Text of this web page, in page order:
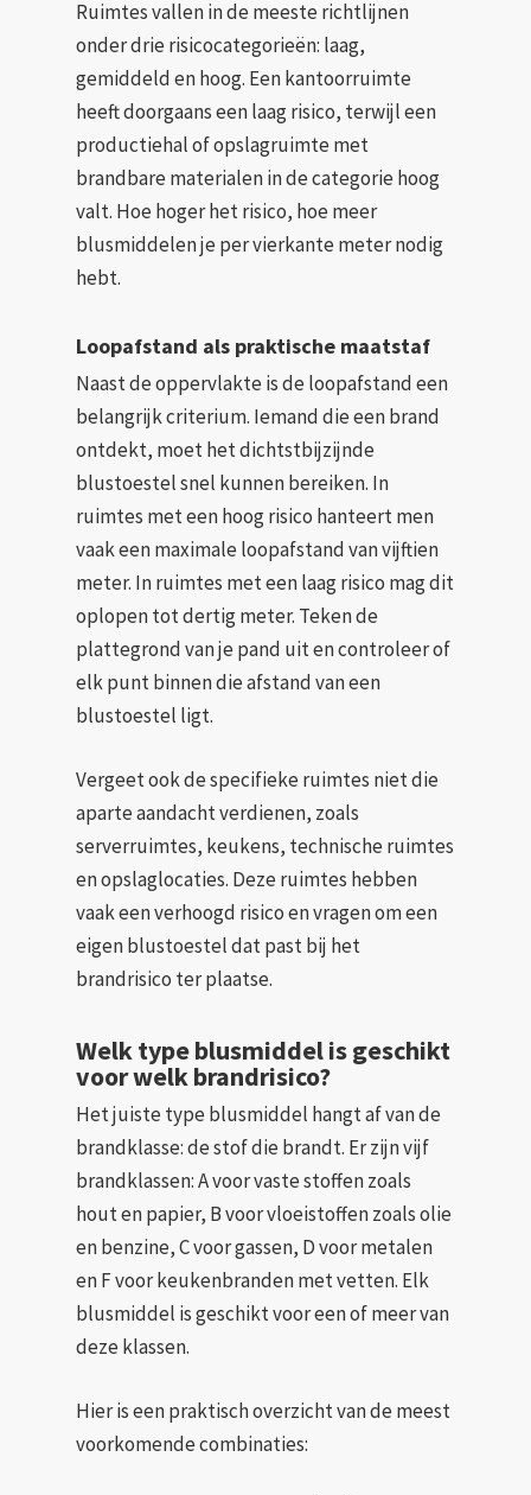
Ruimtes vallen in de meeste richtlijnen
onder drie risicocategorieën: laag,
gemiddeld en hoog. Een kantoorruimte
heeft doorgaans een laag risico, terwijl een
productiehal of opslagruimte met
brandbare materialen in de categorie hoog
valt. Hoe hoger het risico, hoe meer
blusmiddelen je per vierkante meter nodig
hebt.
Loopafstand als praktische maatstaf
Naast de oppervlakte is de loopafstand een
belangrijk criterium. Iemand die een brand
ontdekt, moet het dichtstbijzijnde
blustoestel snel kunnen bereiken. In
ruimtes met een hoog risico hanteert men
vaak een maximale loopafstand van vijftien
meter. In ruimtes met een laag risico mag dit
oplopen tot dertig meter. Teken de
plattegrond van je pand uit en controleer of
elk punt binnen die afstand van een
blustoestel ligt.
Vergeet ook de specifieke ruimtes niet die
aparte aandacht verdienen, zoals
serverruimtes, keukens, technische ruimtes
en opslaglocaties. Deze ruimtes hebben
vaak een verhoogd risico en vragen om een
eigen blustoestel dat past bij het
brandrisico ter plaatse.
Welk type blusmiddel is geschikt
voor welk brandrisico?
Het juiste type blusmiddel hangt af van de
brandklasse: de stof die brandt. Er zijn vijf
brandklassen: A voor vaste stoffen zoals
hout en papier, B voor vloeistoffen zoals olie
en benzine, C voor gassen, D voor metalen
en F voor keukenbranden met vetten. Elk
blusmiddel is geschikt voor een of meer van
deze klassen.
Hier is een praktisch overzicht van de meest
voorkomende combinaties: